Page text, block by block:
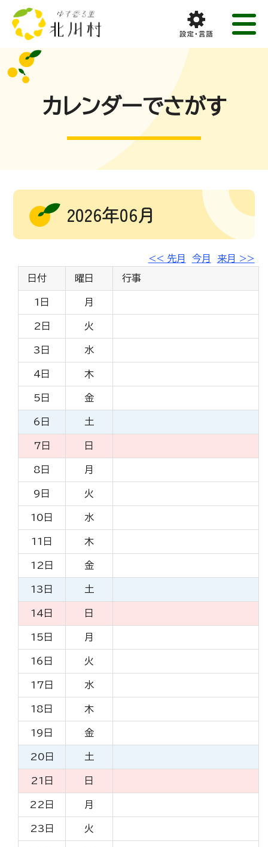
カレンダーでさがす
2026年06月
<< 先月 今月 来月 >>
日付 曜日 行事
1日 月
2日 火
3日 水
4日 木
5日 金
6日 土
7日 日
8日 月
9日 火
10日 水
11日 木
12日 金
13日 土
14日 日
15日 月
16日 火
17日 水
18日 木
19日 金
20日 土
21日 日
22日 月
23日 火